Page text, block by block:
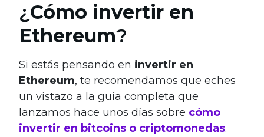
¿Cómo invertir en
Ethereum?
Si estás pensando en invertir en
Ethereum, te recomendamos que eches
un vistazo a la guía completa que
lanzamos hace unos días sobre cómo
invertir en bitcoins o criptomonedas.